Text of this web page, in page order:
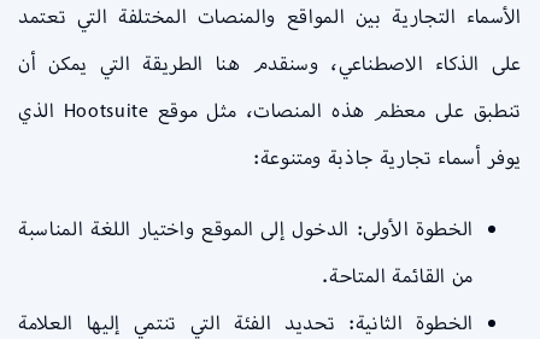
الأسماء التجارية بين المواقع والمنصات المختلفة التي تعتمد
على الذكاء الاصطناعي، وسنقدم هنا الطريقة التي يمكن أن
تنطبق على معظم هذه المنصات، مثل موقع Hootsuite الذي
يوفر أسماء تجارية جاذبة ومتنوعة:
الخطوة الأولى: الدخول إلى الموقع واختيار اللغة المناسبة
من القائمة المتاحة.
الخطوة الثانية: تحديد الفئة التي تنتمي إليها العلامة